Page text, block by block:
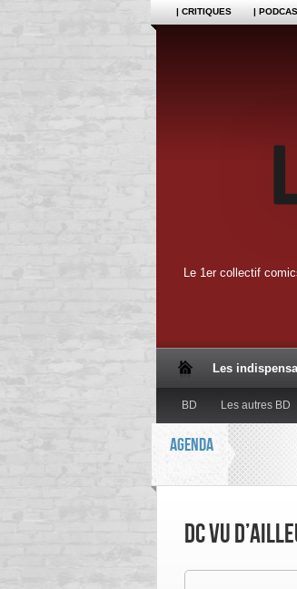
| CRITIQUES |
Le 1er collectif
Les
BD Les autres BD
AGENDA
DC vu